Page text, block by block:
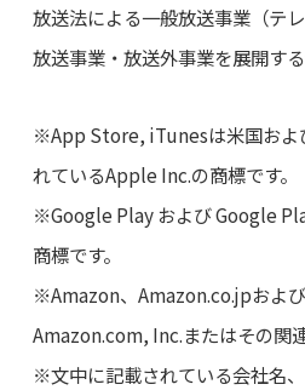
放送法による一般放送事業（テ
放送事業・放送外事業を展開する
※App Store, iTunesは米国およ
れているApple Inc.の商標です。
※Google Play および Google
商標です。
※Amazon、Amazon.co.jpおよ
Amazon.com, Inc.またはその関
※文中に記載されている会社名